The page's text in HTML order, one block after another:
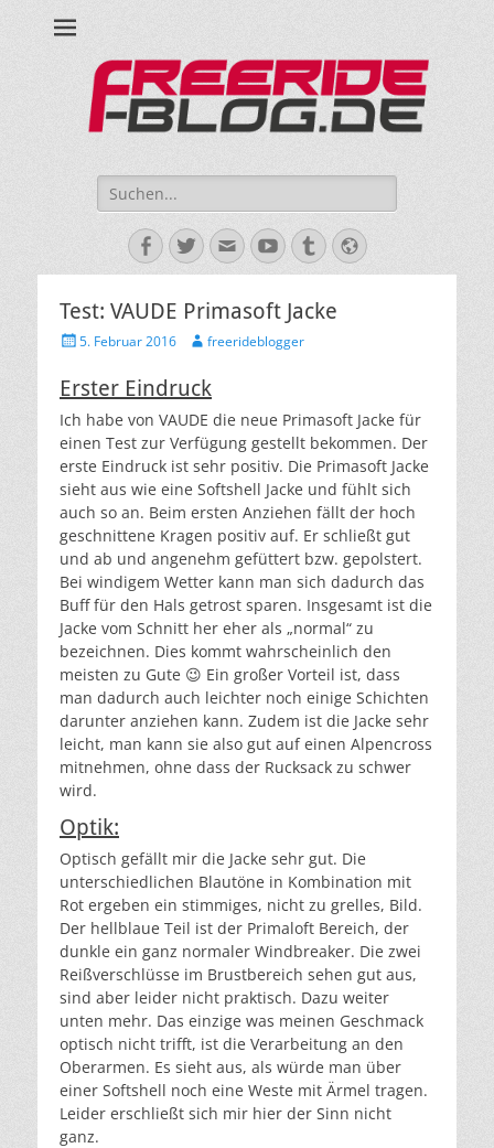
Suche
nach:
Facebook
Twitter
E-
Mail
YouTube
TumblrWebsite
Test: VAUDE Primasoft Jacke
Veröffentlicht
5. Februar 2016 Autorfreerideblogger
Erster Eindruck
Ich habe von VAUDE die neue Primasoft Jacke für
einen Test zur Verfügung gestellt bekommen. Der
erste Eindruck ist sehr positiv. Die Primasoft Jacke
sieht aus wie eine Softshell Jacke und fühlt sich
auch so an. Beim ersten Anziehen fällt der hoch
geschnittene Kragen positiv auf. Er schließt gut
und ab und angenehm gefüttert bzw. gepolstert.
Bei windigem Wetter kann man sich dadurch das
Buff für den Hals getrost sparen. Insgesamt ist die
Jacke vom Schnitt her eher als „normal“ zu
bezeichnen. Dies kommt wahrscheinlich den
meisten zu Gute 😉 Ein großer Vorteil ist, dass
man dadurch auch leichter noch einige Schichten
darunter anziehen kann. Zudem ist die Jacke sehr
leicht, man kann sie also gut auf einen Alpencross
mitnehmen, ohne dass der Rucksack zu schwer
wird.
Optik:
Optisch gefällt mir die Jacke sehr gut. Die
unterschiedlichen Blautöne in Kombination mit
Rot ergeben ein stimmiges, nicht zu grelles, Bild.
Der hellblaue Teil ist der Primaloft Bereich, der
dunkle ein ganz normaler Windbreaker. Die zwei
Reißverschlüsse im Brustbereich sehen gut aus,
sind aber leider nicht praktisch. Dazu weiter
unten mehr. Das einzige was meinen Geschmack
optisch nicht trifft, ist die Verarbeitung an den
Oberarmen. Es sieht aus, als würde man über
einer Softshell noch eine Weste mit Ärmel tragen.
Leider erschließt sich mir hier der Sinn nicht
ganz.